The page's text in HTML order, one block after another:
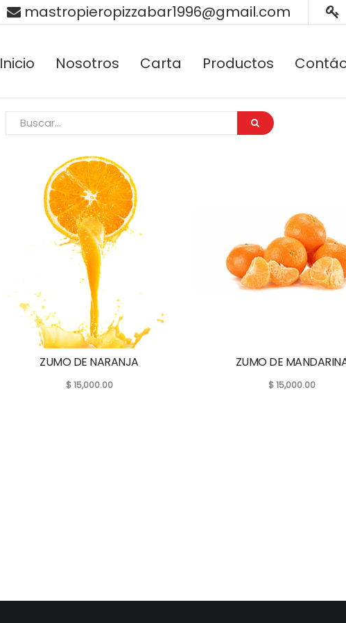
mastropieropizzabar1996@gmail.com
Inicio Nosotros Carta Productos
ZUMO DE NARANJA
$15,000.00
ZUMO DE
$15,000.00